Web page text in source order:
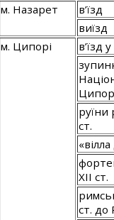
м. Назарет
в’їзд
виїзд
м. Ципорі
в’їзд
руїни
ст.
XII ст.
ст. до